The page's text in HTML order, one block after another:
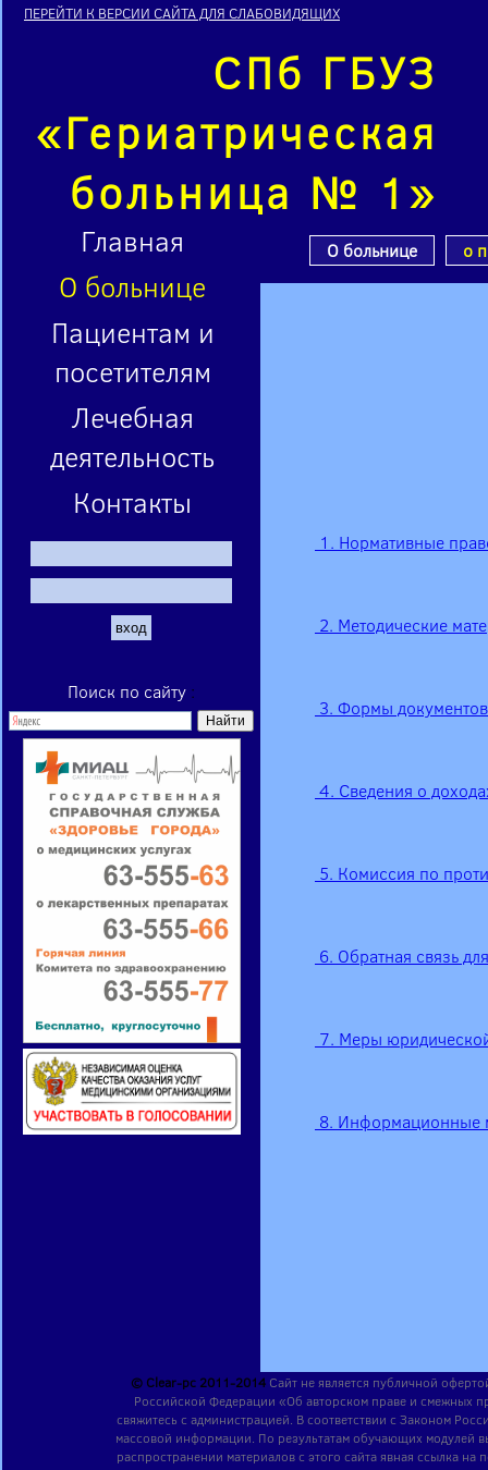
ПЕРЕЙТИ К ВЕРСИИ САЙТА ДЛЯ СЛАБОВИДЯЩИХ
СПб ГБУЗ
«Гериатрическая
больница № 1»
Главная
О больнице
Пациентам и
посетителям
Лечебная
деятельность
Контакты
Поиск по сайту :
О больнице о
1. Нормативные
2. Методические
3. Формы
4. Сведения о
5. Комиссия по
6. Обратная связь
7. Меры
8. Информационные
© Clear-pc 2011-2014 Сайт не является публичной
Российской Федерации «Об авторском праве и смежных
свяжитесь с администрацией. В соответствии с Законом
массовой информации. По результатам обучающих модулей
распространении материалов с этого сайта явная ссылка